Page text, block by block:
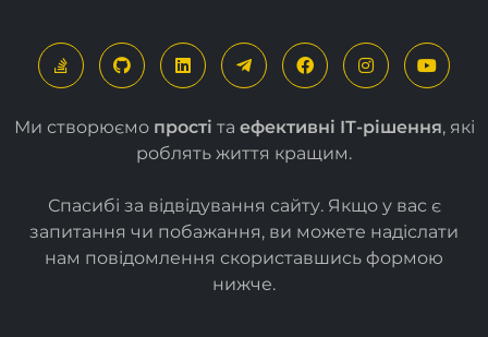
Ми створюємопрості таефективні ІТ-рішення
Спасибі за відвідування сайту. Якщо у вас є
запитання чи побажання, ви можете надіслати
нам повідомлення скориставшись формою